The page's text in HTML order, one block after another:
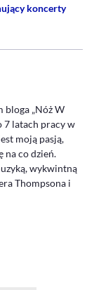
koncerty
- PROFIL
bloga „Nóż W
7 latach pracy w
moją pasją,
na co dzień.
wykwintną
Thompsona i